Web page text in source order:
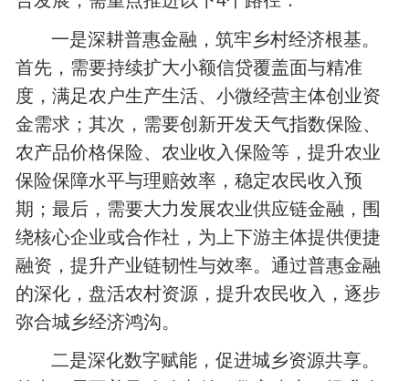
一是深耕普惠金融，筑牢乡村经济根基。
首先，需要持续扩大小额信贷覆盖面与精准
度，满足农户生产生活、小微经营主体创业资
金需求；其次，需要创新开发天气指数保险、
农产品价格保险、农业收入保险等，提升农业
保险保障水平与理赔效率，稳定农民收入预
期；最后，需要大力发展农业供应链金融，围
绕核心企业或合作社，为上下游主体提供便捷
融资，提升产业链韧性与效率。通过普惠金融
的深化，盘活农村资源，提升农民收入，逐步
弥合城乡经济鸿沟。
二是深化数字赋能，促进城乡资源共享。